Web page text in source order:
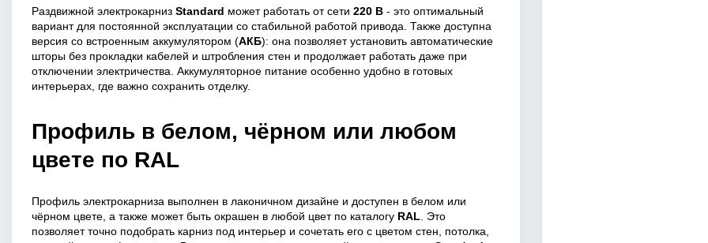
Раздвижной электрокарниз Standard может работать от сети 220 В - это оптимальный
вариант для постоянной эксплуатации со стабильной работой привода. Также доступна
версия со встроенным аккумулятором (АКБ): она позволяет установить автоматические
шторы без прокладки кабелей и штробления стен и продолжает работать даже при
отключении электричества. Аккумуляторное питание особенно удобно в готовых
интерьерах, где важно сохранить отделку.
Профиль в белом, чёрном или любом
цвете по RAL
Профиль электрокарниза выполнен в лаконичном дизайне и доступен в белом или
чёрном цвете, а также может быть окрашен в любой цвет по каталогу RAL . Это
позволяет точно подобрать карниз под интерьер и сочетать его с цветом стен, потолка,